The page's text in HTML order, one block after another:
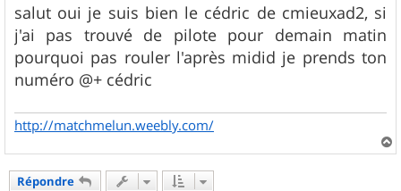
s
s
a
g
e
salut oui je suis bien le cédric de cmieuxad2, si
j'ai pas trouvé de pilote pour demain matin
pourquoi pas rouler l'après midid je prends ton
numéro @+ cédric
http://matchmelun.weebly.com/
a
Répondre